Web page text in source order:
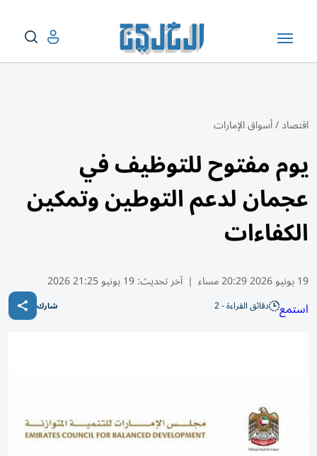
اقتصاد/أسواق الإمارات
يوم مفتوح للتوظيف في
عجمان لدعم التوطين وتمكين
الكفاءات
19 يونيو 2026 20:29 مساء | آخر تحديث:19 يونيو 21:25 2026
استمع دقائق القراءة - 2 شارك